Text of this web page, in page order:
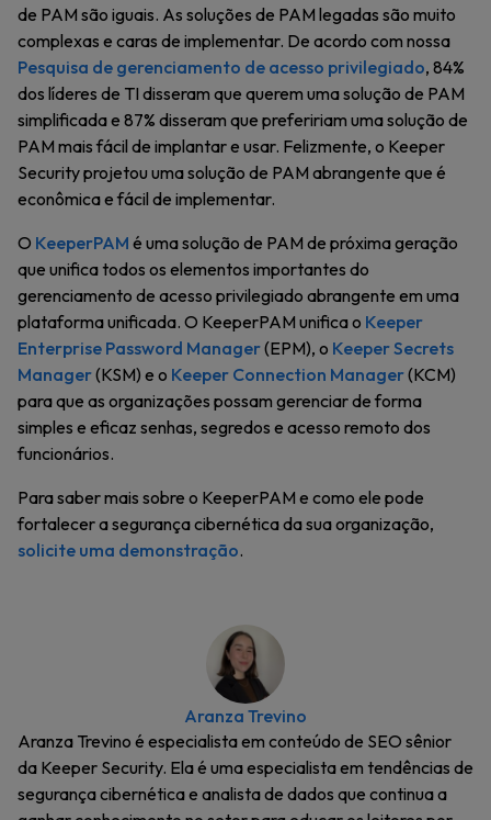
de PAM são iguais. As soluções de PAM legadas são muito
complexas e caras de implementar. De acordo com nossa
Pesquisa de gerenciamento de acesso privilegiado, 84%
dos líderes de TI disseram que querem uma solução de PAM
simplificada e 87% disseram que prefeririam uma solução de
PAM mais fácil de implantar e usar. Felizmente, o Keeper
Security projetou uma solução de PAM abrangente que é
econômica e fácil de implementar.
O KeeperPAM é uma solução de PAM de próxima geração
que unifica todos os elementos importantes do
gerenciamento de acesso privilegiado abrangente em uma
plataforma unificada. O KeeperPAM unifica o Keeper
Enterprise Password Manager(EPM), o Keeper Secrets
Manager(KSM) e o Keeper Connection Manager(KCM)
para que as organizações possam gerenciar de forma
simples e eficaz senhas, segredos e acesso remoto dos
funcionários.
Para saber mais sobre o KeeperPAM e como ele pode
fortalecer a segurança cibernética da sua organização,
solicite uma demonstração.
Aranza Trevino
Aranza Trevino é especialista em conteúdo de SEO sênior
da Keeper Security. Ela é uma especialista em tendências de
segurança cibernética e analista de dados que continua a